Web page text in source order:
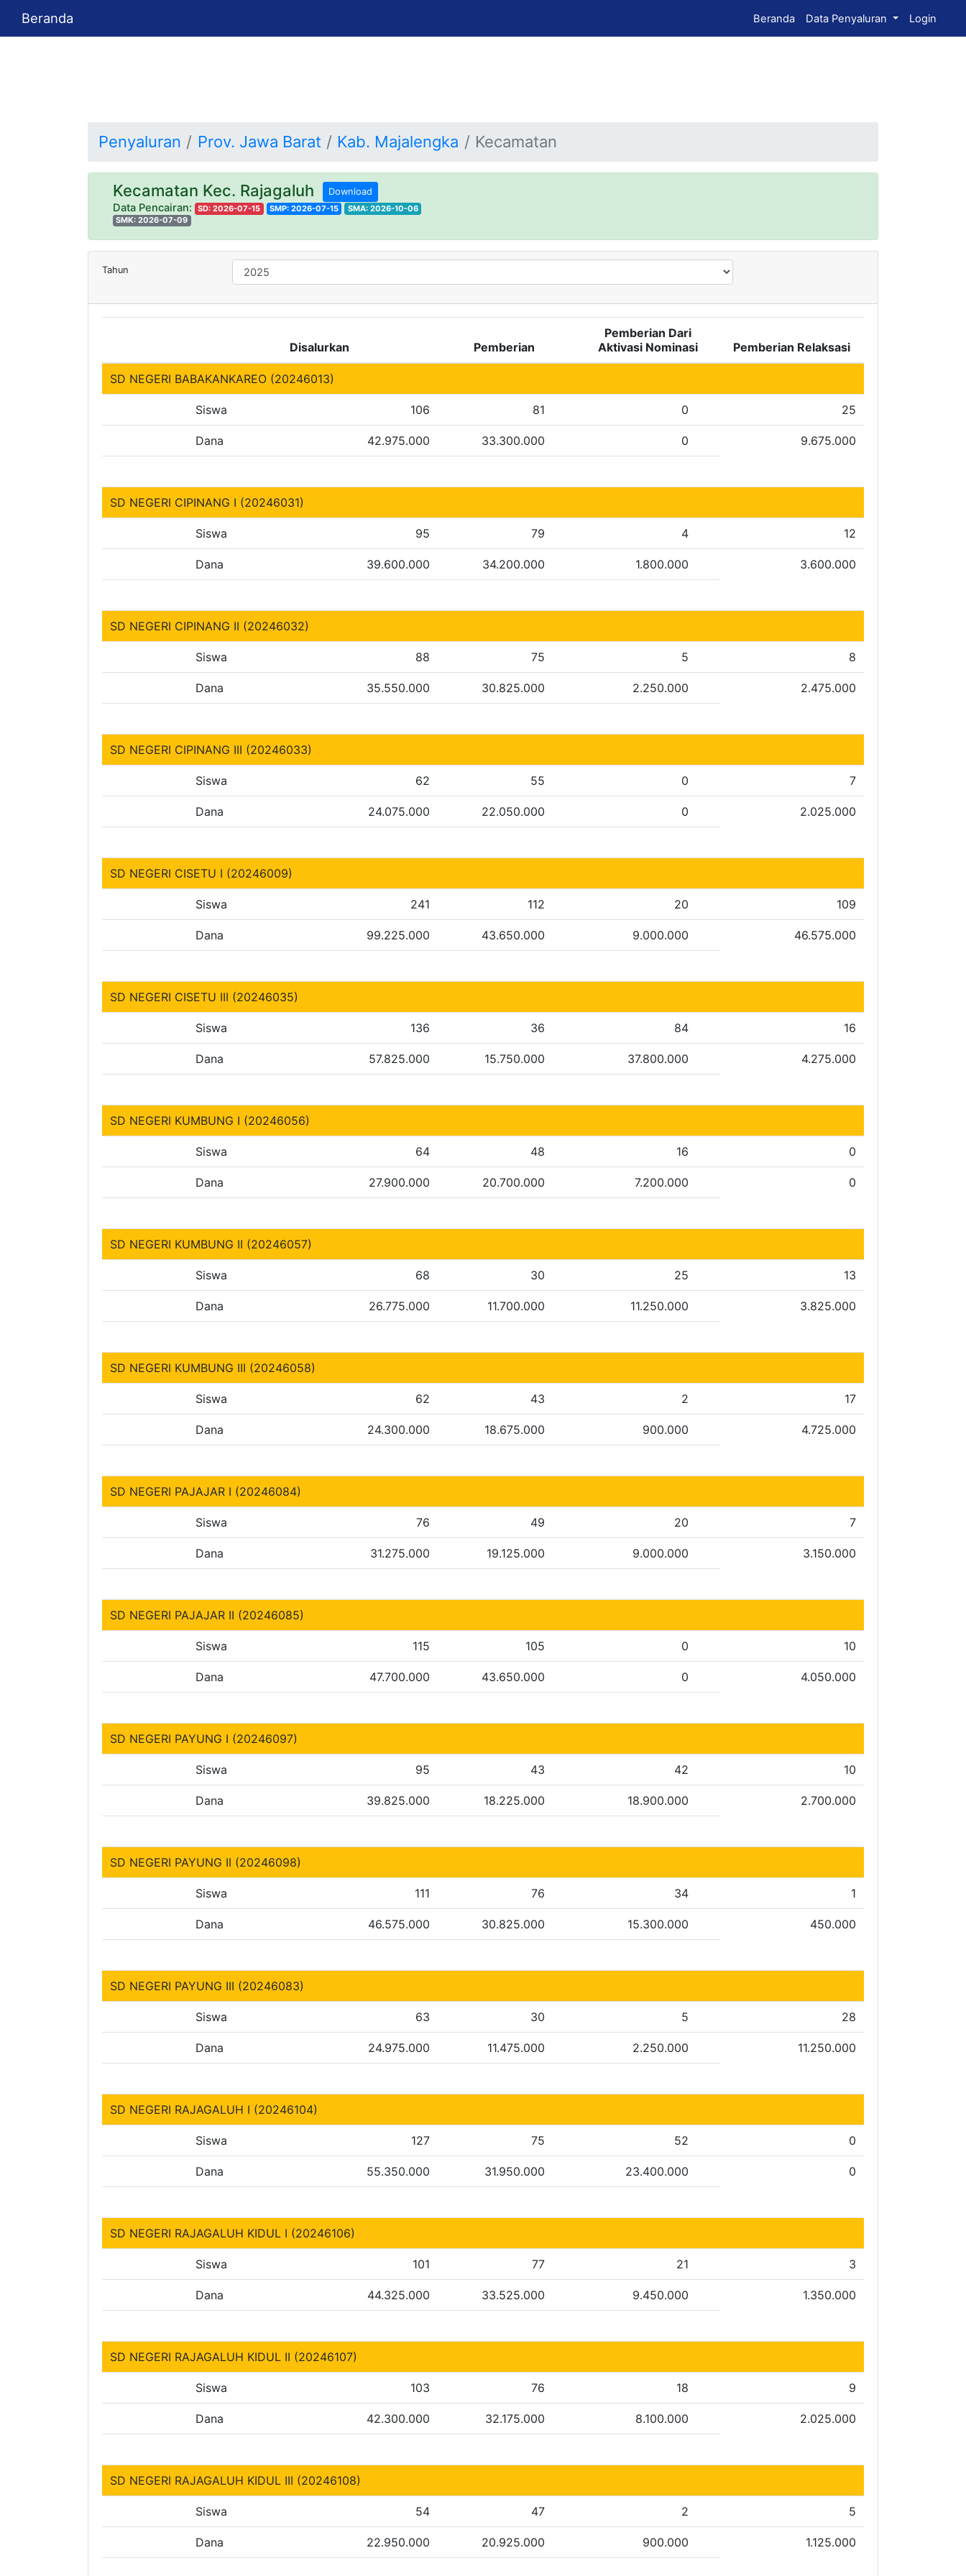
Beranda Beranda Data Penyaluran Login
Penyaluran Prov. Jawa Barat Kab. Majalengka Kecamatan
Kecamatan Kec. Rajagaluh Download
Data Pencairan: SD: 2026-07-15 SMP: 2026-07-15
SMA: 2026-10-06
SMK: 2026-07-09
Tahun
Disalurkan Pemberian
Pemberian Dari
Aktivasi Nominasi
Pemberian Relaksasi
SD NEGERI BABAKANKAREO (20246013)
Siswa 106 81 0 25
Dana 42.975.000 33.300.000 0 9.675.000
SD NEGERI CIPINANG I (20246031)
Siswa 95 79 4 12
Dana 39.600.000 34.200.000 1.800.000 3.600.000
SD NEGERI CIPINANG II (20246032)
Siswa 88 75 5 8
Dana 35.550.000 30.825.000 2.250.000 2.475.000
SD NEGERI CIPINANG III (20246033)
Siswa 62 55 0 7
Dana 24.075.000 22.050.000 0 2.025.000
SD NEGERI CISETU I (20246009)
Siswa 241 112 20 109
Dana 99.225.000 43.650.000 9.000.000 46.575.000
SD NEGERI CISETU III (20246035)
Siswa 136 36 84 16
Dana 57.825.000 15.750.000 37.800.000 4.275.000
SD NEGERI KUMBUNG I (20246056)
Siswa 64 48 16 0
Dana 27.900.000 20.700.000 7.200.000 0
SD NEGERI KUMBUNG II (20246057)
Siswa 68 30 25 13
Dana 26.775.000 11.700.000 11.250.000 3.825.000
SD NEGERI KUMBUNG III (20246058)
Siswa 62 43 2 17
Dana 24.300.000 18.675.000 900.000 4.725.000
SD NEGERI PAJAJAR I (20246084)
Siswa 76 49 20 7
Dana 31.275.000 19.125.000 9.000.000 3.150.000
SD NEGERI PAJAJAR II (20246085)
Siswa 115 105 0 10
Dana 47.700.000 43.650.000 0 4.050.000
SD NEGERI PAYUNG I (20246097)
Siswa 95 43 42 10
Dana 39.825.000 18.225.000 18.900.000 2.700.000
SD NEGERI PAYUNG II (20246098)
Siswa 111 76 34 1
Dana 46.575.000 30.825.000 15.300.000 450.000
SD NEGERI PAYUNG III (20246083)
Siswa 63 30 5 28
Dana 24.975.000 11.475.000 2.250.000 11.250.000
SD NEGERI RAJAGALUH I (20246104)
Siswa 127 75 52 0
Dana 55.350.000 31.950.000 23.400.000 0
SD NEGERI RAJAGALUH KIDUL I (20246106)
Siswa 101 77 21 3
Dana 44.325.000 33.525.000 9.450.000 1.350.000
SD NEGERI RAJAGALUH KIDUL II (20246107)
Siswa 103 76 18 9
Dana 42.300.000 32.175.000 8.100.000 2.025.000
SD NEGERI RAJAGALUH KIDUL III (20246108)
Siswa 54 47 2 5
Dana 22.950.000 20.925.000 900.000 1.125.000